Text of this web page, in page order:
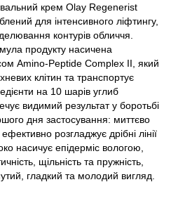
крем Olay Regenerist
для інтенсивного ліфтингу,
контурів обличчя.
продукту насичена
Amino-Peptide Complex II, який
клітин та транспортує
на 10 шарів углиб
видимий результат у боротьбі
дня застосування: миттєво
розгладжує дрібні лінії
насичує епідерміс вологою,
щільність та пружність,
гладкий та молодий вигляд.